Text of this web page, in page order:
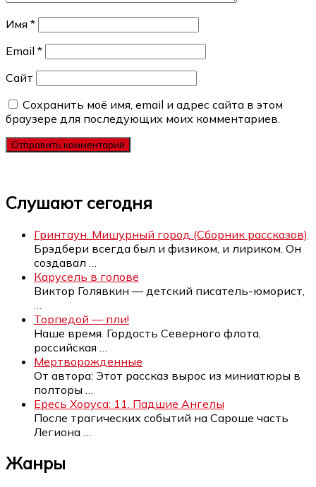
Имя *
Email *
Сайт
Сохранить моё имя, email и адрес сайта в этом
браузере для последующих моих комментариев.
Слушают сегодня
Гринтаун. Мишурный город (Сборник рассказов)
Брэдбери всегда был и физиком, и лириком. Он
создавал
Карусель в голове
Виктор Голявкин — детский писатель-юморист,
Торпедой — пли!
Наше время. Гордость Северного флота,
российская
Мертворожденные
От автора: Этот рассказ вырос из миниатюры в
полторы
Ересь Хоруса: 11. Падшие Ангелы
После трагических событий на Сароше часть
Легиона
Жанры